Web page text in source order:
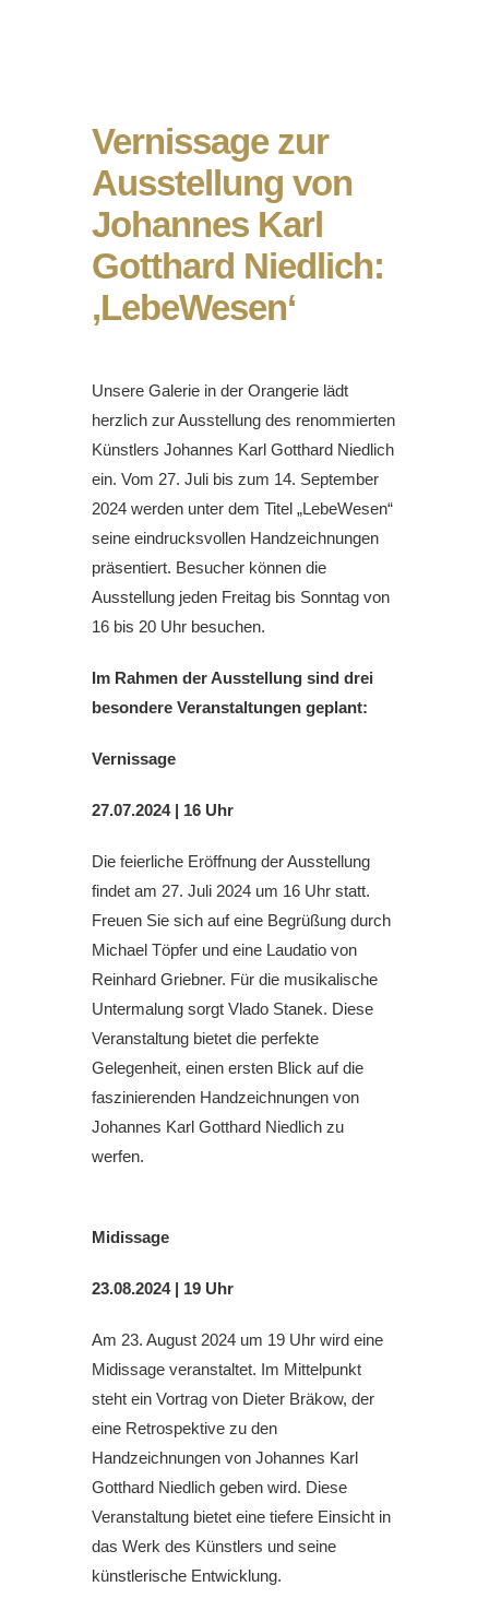
Vernissage zur
Ausstellung von
Johannes Karl
Gotthard Niedlich:
‚LebeWesen‘
Unsere Galerie in der Orangerie lädt
herzlich zur Ausstellung des renommierten
Künstlers Johannes Karl Gotthard Niedlich
ein. Vom 27. Juli bis zum 14. September
2024 werden unter dem Titel „LebeWesen“
seine eindrucksvollen Handzeichnungen
präsentiert. Besucher können die
Ausstellung jeden Freitag bis Sonntag von
16 bis 20 Uhr besuchen.
Im Rahmen der Ausstellung sind drei
besondere Veranstaltungen geplant:
Vernissage
27.07.2024 | 16 Uhr
Die feierliche Eröffnung der Ausstellung
findet am 27. Juli 2024 um 16 Uhr statt.
Freuen Sie sich auf eine Begrüßung durch
Michael Töpfer und eine Laudatio von
Reinhard Griebner. Für die musikalische
Untermalung sorgt Vlado Stanek. Diese
Veranstaltung bietet die perfekte
Gelegenheit, einen ersten Blick auf die
faszinierenden Handzeichnungen von
Johannes Karl Gotthard Niedlich zu
werfen.
Midissage
23.08.2024 | 19 Uhr
Am 23. August 2024 um 19 Uhr wird eine
Midissage veranstaltet. Im Mittelpunkt
steht ein Vortrag von Dieter Bräkow, der
eine Retrospektive zu den
Handzeichnungen von Johannes Karl
Gotthard Niedlich geben wird. Diese
Veranstaltung bietet eine tiefere Einsicht in
das Werk des Künstlers und seine
künstlerische Entwicklung.